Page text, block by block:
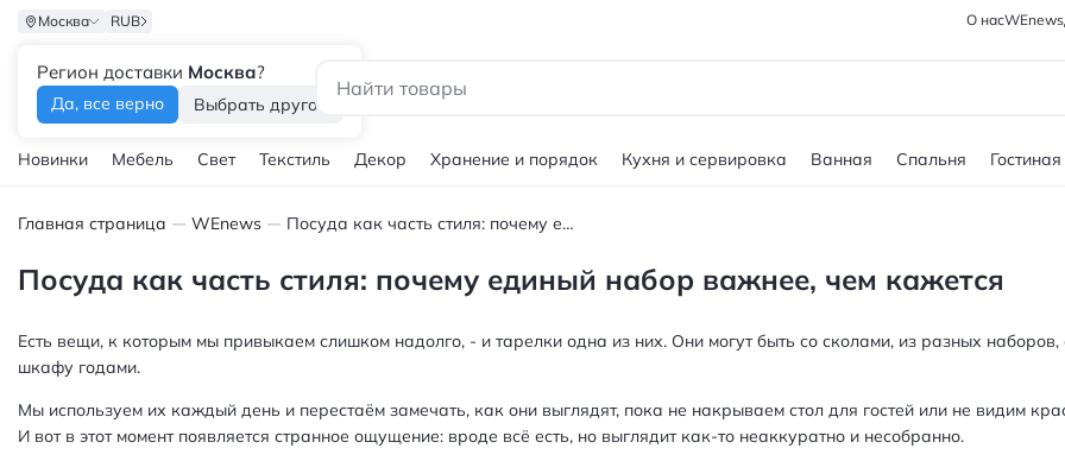
Москва
Регион доставки Москва?
Да, все верно Выбрать другой
RUB О насWEnews
Новинки Мебель Свет Текстиль Декор Хранение и порядок Кухня и сервировка Ванная Спальня Гостиная
Главная страница WEnews Посуда как часть стиля: почему единый набор важнее, чем кажется
Посуда как часть стиля: почему единый набор важнее, чем кажется
Есть вещи, к которым мы привыкаем слишком надолго, - и тарелки одна из них. Они могут быть со сколами, из разных
шкафу годами.
Мы используем их каждый день и перестаём замечать, как они выглядят, пока не накрываем стол для гостей или не видим
И вот в этот момент появляется странное ощущение: вроде всё есть, но выглядит как‑то неаккуратно и несобранно.